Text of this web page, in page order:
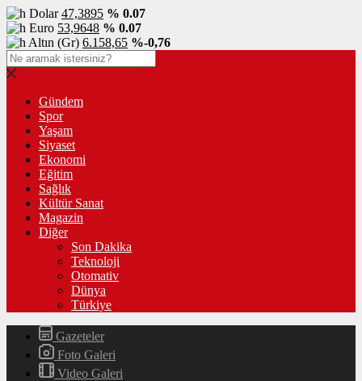
Dolar47,3895 % 0.07
Euro 53,9648 % 0.07
Altın (Gr) 6.158,65 %-0,76
Gündem
Spor
Yaşam
Siyaset
Ekonomi
Eğitim
Sağlık
Kültür Sanat
Magazin
Diğer
Son Dakika
Teknoloji
Otomativ
Dünya
Türkiye
Gazeteler
Foto Galeri
Video Galeri